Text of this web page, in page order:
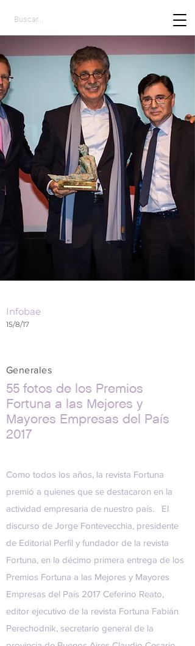
Infobae
15/8/17
Generales
55 fotos de los Premios
Fortuna a las Mejores y
Mayores Empresas del País
2017
Como todos los años, la revista Fortuna
premió a quienes que se destacaron en la
actividad empresaria de nuestro país. El
discurso de Jorge Fontevecchia, presidente
de Editorial Perfil y fundador de la revista
Fortuna, en la décimo primera entrega de los
Premios Fortuna a las Mejores y Mayores
Empresas del País 2017 Ceferino Reato,
editor ejecutivo de la revista Fortuna Fabián
Perechodnik, secretario general de la